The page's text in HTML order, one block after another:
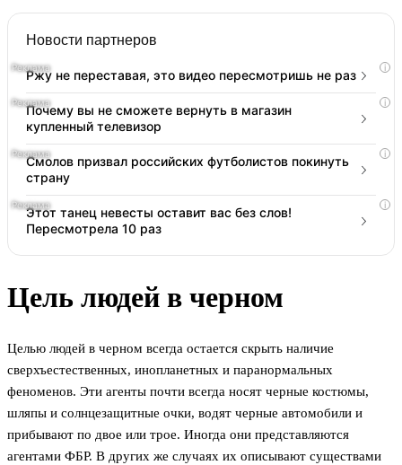
Новости партнеров
i
Ржу не переставая, это видео пересмотришь не раз
i
Почему вы не сможете вернуть в магазин
купленный телевизор
i
Смолов призвал российских футболистов покинуть
страну
i
Этот танец невесты оставит вас без слов!
Пересмотрела 10 раз
Цель людей в черном
Целью людей в черном всегда остается скрыть наличие
сверхъестественных, инопланетных и паранормальных
феноменов. Эти агенты почти всегда носят черные костюмы,
шляпы и солнцезащитные очки, водят черные автомобили и
прибывают по двое или трое. Иногда они представляются
агентами ФБР. В других же случаях их описывают существами